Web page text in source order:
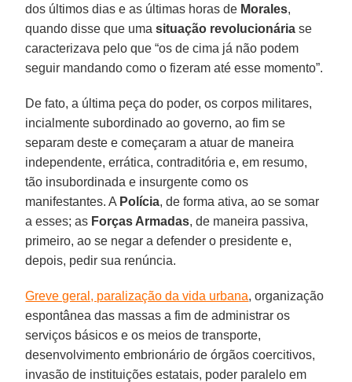
dos últimos dias e as últimas horas de Morales,
quando disse que umasituação revolucionária se
caracterizava pelo que “os de cima já não podem
seguir mandando como o fizeram até esse momento”.
De fato, a última peça do poder, os corpos militares,
incialmente subordinado ao governo, ao fim se
separam deste e começaram a atuar de maneira
independente, errática, contraditória e, em resumo,
tão insubordinada e insurgente como os
manifestantes. A Polícia, de forma ativa, ao se somar
a esses; as Forças Armadas, de maneira passiva,
primeiro, ao se negar a defender o presidente e,
depois, pedir sua renúncia.
Greve geral, paralização da vida urbana, organização
espontânea das massas a fim de administrar os
serviços básicos e os meios de transporte,
desenvolvimento embrionário de órgãos coercitivos,
invasão de instituições estatais, poder paralelo em